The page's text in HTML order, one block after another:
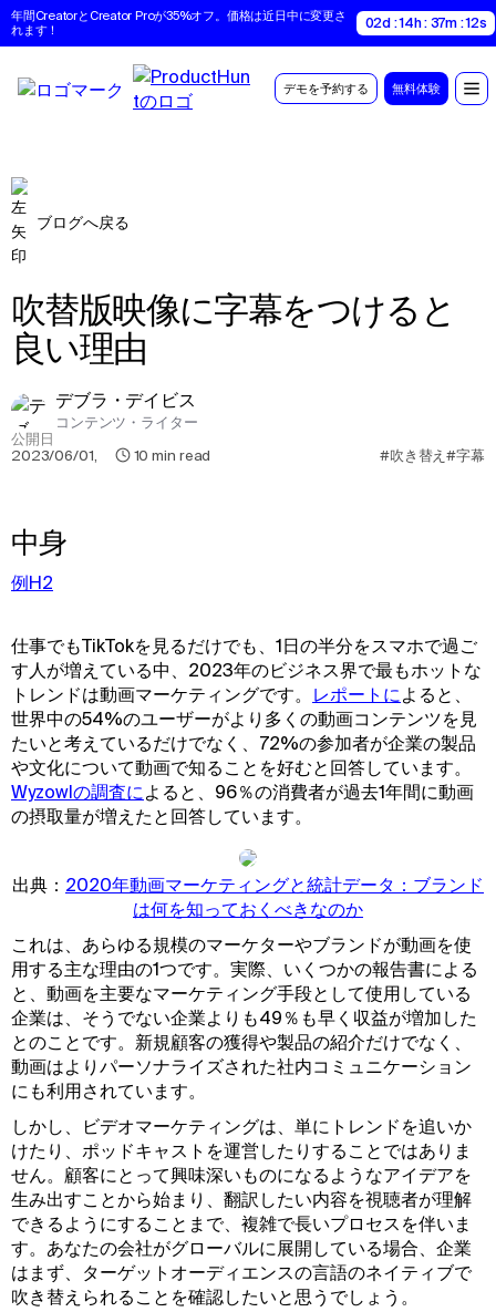
年間CreatorとCreator Proが35%オフ。価格は近日中に変更さ
れます！
02d : 14h : 37m : 11s
デモを予約する 無料体験
ブログへ戻る
吹替版映像に字幕をつけると
良い理由
デブラ・デイビス
コンテンツ・ライター
公開日
2023/06/01, 10 min read #吹き替え#字幕
中身
例H2
仕事でもTikTokを見るだけでも、1日の半分をスマホで過ご
す人が増えている中、2023年のビジネス界で最もホットな
トレンドは動画マーケティングです。
レポートに よると、
世界中の54%のユーザーがより多くの動画コンテンツを見
たいと考えているだけでなく、72%の参加者が企業の製品
や文化について動画で知ることを好むと回答しています。
Wyzowlの調査に よると、96％の消費者が過去1年間に動画
の摂取量が増えたと回答しています。
出典： 2020年動画マーケティングと統計データ：ブランド
は何を知っておくべきなのか
これは、あらゆる規模のマーケターやブランドが動画を使
用する主な理由の1つです。実際、いくつかの報告書による
と、動画を主要なマーケティング手段として使用している
企業は、そうでない企業よりも49％も早く収益が増加した
とのことです。新規顧客の獲得や製品の紹介だけでなく、
動画はよりパーソナライズされた社内コミュニケーション
にも利用されています。
しかし、ビデオマーケティングは、単にトレンドを追いか
けたり、ポッドキャストを運営したりすることではありま
せん。顧客にとって興味深いものになるようなアイデアを
生み出すことから始まり、翻訳したい内容を視聴者が理解
できるようにすることまで、複雑で長いプロセスを伴いま
す。あなたの会社がグローバルに展開している場合、企業
はまず、ターゲットオーディエンスの言語のネイティブで
吹き替えられることを確認したいと思うでしょう。